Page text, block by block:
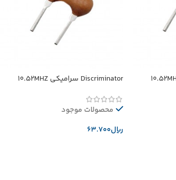
Discriminator سرامیکی 10.52MHZ
محصولات موجود
﷼